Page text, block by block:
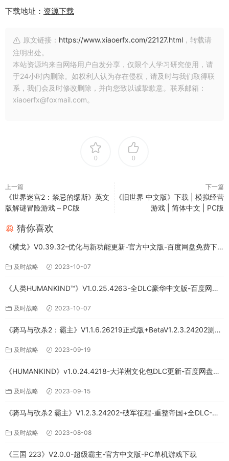
下载地址： 资源下载
原文链接： https://www.xiaoerfx.com/22127.html ，转载请
注明出处。
本站资源均来自网络用户自发分享，仅限个人学习研究使用，请
于24小时内删除。如权利人认为存在侵权，请及时与我们取得联
系，我们会及时修改删除，并向您致以诚挚歉意。联系邮箱：
xiaoerfx@foxmail.com。
0 0
上一篇
《世界迷宫2：禁忌的缪斯》英文
版解谜冒险游戏 – PC版
下一篇
《旧世界 中文版》下载 | 模拟经营
游戏 | 简体中文 | PC版
猜你喜欢
《横戈》V0.39.32-优化与新功能更新-官方中文版-百度网盘免费下
及时战略 2023-10-07
《人类HUMANKIND™》V1.0.25.4263-全DLC豪华中文版-百度网盘
及时战略 2023-10-07
《骑马与砍杀2：霸主》V1.1.6.26219正式版+BetaV1.2.3.24202测试
及时战略 2023-09-19
《HUMANKIND》v1.0.24.4218-大洋洲文化包DLC更新-百度网盘免
及时战略 2023-09-15
《骑马与砍杀2 霸主》V1.2.3.24202-破军征程-重整帝国+全DLC-官
及时战略 2023-08-08
《三国 223》V2.0.0-超级霸主-官方中文版-PC单机游戏下载